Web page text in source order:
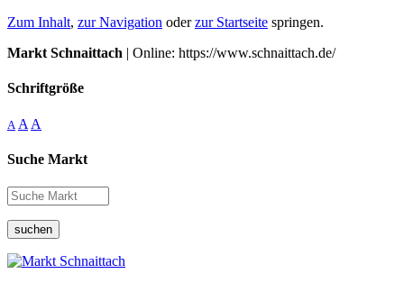
Zum Inhalt, zur Navigation oderzur Startseite springen.
Markt Schnaittach | Online: https://www.schnaittach.de/
Schriftgröße
A A A
Suche Markt
suchen